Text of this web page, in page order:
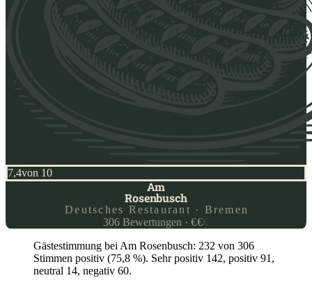
7,4von 10
Am
Rosenbusch
Deutsches Restaurant · Bremen
306 Bewertungen ·€€€
Gästestimmung bei Am Rosenbusch: 232 von 306
Stimmen positiv (75,8 %). Sehr positiv 142, positiv 91,
neutral 14, negativ 60.